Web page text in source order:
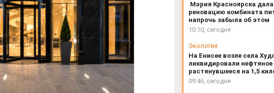
Мэрия Красноярска
реновацию комбината
напрочь забыла об этом
10:10, сегодня
Экология
На Енисее возле села
ликвидировали нефтяное
растянувшееся на 1,5
09:46, сегодня